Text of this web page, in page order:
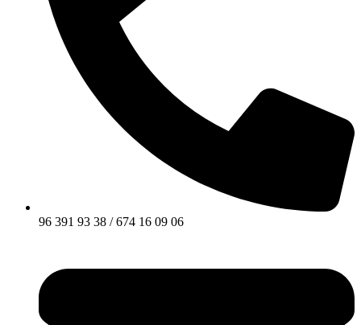
96 391 93 38 / 674 16 09 06